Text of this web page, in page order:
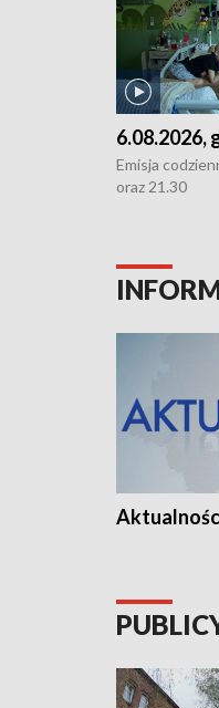
6.08.2026,
Emisja
oraz 21.30